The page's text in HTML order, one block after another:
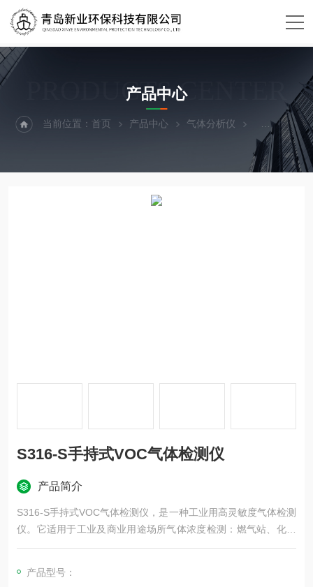
PRODUCTS CENTER
产品中心
当前位置：首页 产品中心 气体分析仪 VOCVOC
S316-S手持式VOC气体检测仪
产品简介
S316-S手持式VOC气体检测仪，是一种工业用高灵敏度气体检测
仪。它适用于工业及商业用途场所气体浓度检测：燃气站、化工
车间、危化品仓库、石油石化场所、实验室等场所的气体检测。
该产品可根据不同的传感器类型检测不同的气体。产品体积小
产品型号：